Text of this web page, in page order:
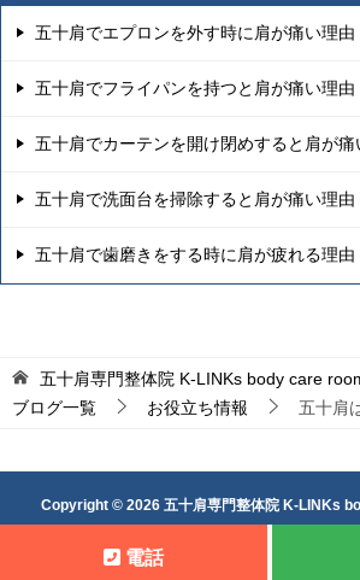
五十肩でエプロンを外す時に肩が痛い理由
五十肩でフライパンを持つと肩が痛い理由
五十肩でカーテンを開け閉めすると肩が痛
五十肩で洗面台を掃除すると肩が痛い理由
五十肩で歯磨きをする時に肩が疲れる理由
五十肩専門整体院 K-LINKs body care
ブログ一覧
お役立ち情報 五十肩
Copyright © 2026 五十肩専門整体院 K-LINKs
電話